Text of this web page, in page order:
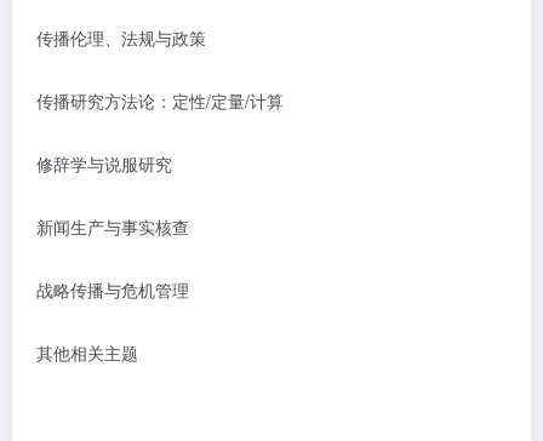
传播伦理、法规与政策
传播研究方法论：定性/定量/计算
修辞学与说服研究
新闻生产与事实核查
战略传播与危机管理
其他相关主题